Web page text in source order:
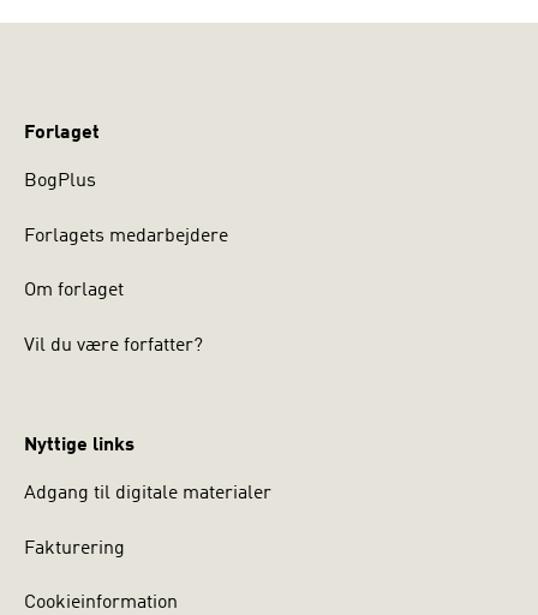
Forlaget
BogPlus
Forlagets medarbejdere
Om forlaget
Vil du være forfatter?
Nyttige links
Adgang til digitale materialer
Fakturering
Cookieinformation